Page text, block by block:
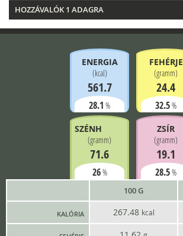
HOZZÁVALÓK 1 ADAGRA
ENERGIA
(kcal)
561.7
28.1 %
FEHÉRJE
(gramm)
24.4
32.5%
SZÉNH.
(gramm)
71.6
26%
ZSÍR
(gramm)
19.1
28.5%
100 G
KALÓRIA 267.48 kcal